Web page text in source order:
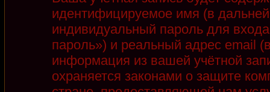
идентифицируемое имя (в
индивидуальный пароль для
пароль») и реальный адрес email
информация из вашей учётной
охраняется законами о защите